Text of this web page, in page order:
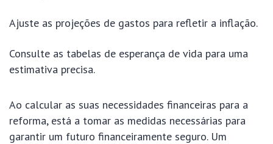
Ajuste as projeções de gastos para refletir a inflação.
Consulte as tabelas de esperança de vida para uma
estimativa precisa.
Ao calcular as suas necessidades financeiras para a
reforma, está a tomar as medidas necessárias para
garantir um futuro financeiramente seguro. Um